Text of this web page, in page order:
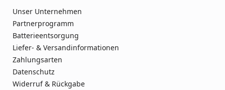
Unser Unternehmen
Partnerprogramm
Batterieentsorgung
Liefer- & Versandinformationen
Zahlungsarten
Datenschutz
Widerruf & Rückgabe